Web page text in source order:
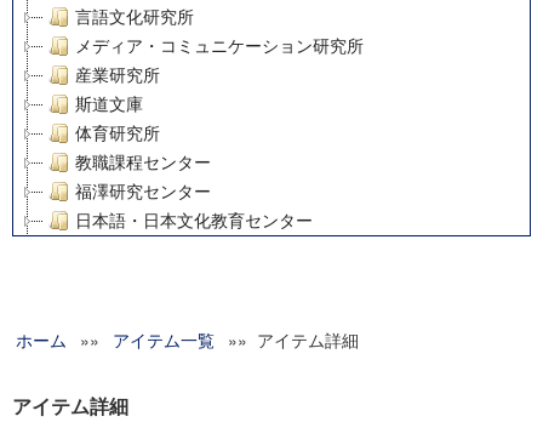
言語文化研究所
メディア・コミュニケーション研究所
産業研究所
斯道文庫
体育研究所
教職課程センター
福澤研究センター
日本語・日本文化教育センター
グローバルリサーチインスティテュート
科学研究費補助金研究成果報告書
ホーム »» アイテム一覧 »» アイテム詳細
アイテム詳細